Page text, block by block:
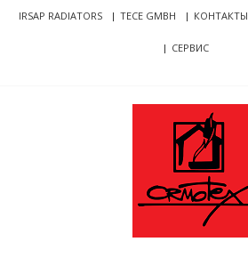
Skip
SkipIRSAP RADIATORS TECE GMBH КОНТАКТЫ
СЕРВИС